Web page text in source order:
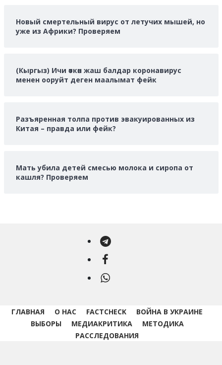
Новый смертельный вирус от летучих мышей, но
уже из Африки? Проверяем
(Кыргыз) Ичи өткөн жаш балдар коронавирус
менен ооруйт деген маалымат фейк
Разъяренная толпа против эвакуированных из
Китая – правда или фейк?
Мать убила детей смесью молока и сиропа от
кашля? Проверяем
Telegram
Facebook
WhatsApp
ГЛАВНАЯ О НАС FACTCHECK
ВОЙНА В УКРАИНЕ
ВЫБОРЫ
МЕДИАКРИТИКА
МЕТОДИКА
РАССЛЕДОВАНИЯ